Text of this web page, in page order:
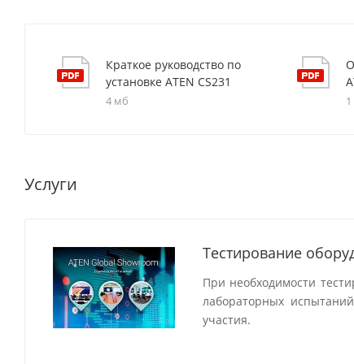
Краткое руководство по
установке ATEN CS231
4 мб
Услуги
Тестирование
При необходимости
лабораторных
участия.